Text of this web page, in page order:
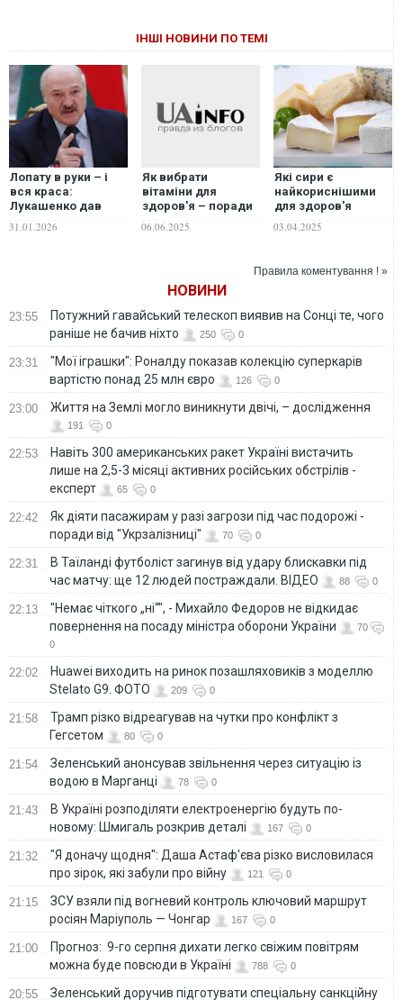
ІНШІ НОВИНИ ПО ТЕМІ
Лопату в руки – і
вся краса:
Лукашенко дав
пораду жінкам
31.01.2026
Як вибрати
вітаміни для
здоров'я – поради
щодо правильного
вибору
06.06.2025
Які сири є
найкориснішими
для здоров'я
людини: дієтологи
назвали п'ять видів
03.04.2025
Правила коментування ! »
НОВИНИ
23:55
Потужний гавайський телескоп виявив на Сонці те, чого
раніше не бачив ніхто
250 0
23:31
"Мої іграшки": Роналду показав колекцію суперкарів
вартістю понад 25 млн євро
126 0
23:00 Життя на Землі могло виникнути двічі, – дослідження
191 0
22:53
Навіть 300 американських ракет Україні вистачить
лише на 2,5-3 місяці активних російських обстрілів -
експерт
65 0
22:42
Як діяти пасажирам у разі загрози під час подорожі -
поради від "Укрзалізниці"
70 0
22:31
В Таїланді футболіст загинув від удару блискавки під
час матчу: ще 12 людей постраждали. ВІДЕО
88 0
22:13
"Немає чіткого „ні“", - Михайло Федоров не відкидає
повернення на посаду міністра оборони України
70
0
22:02
Huawei виходить на ринок позашляховиків з моделлю
Stelato G9. ФОТО
209 0
21:58
Трамп різко відреагував на чутки про конфлікт з
Гегсетом
80 0
21:54
Зеленський анонсував звільнення через ситуацію із
водою в Марганці
78 0
21:43
В Україні розподіляти електроенергію будуть по-
новому: Шмигаль розкрив деталі
167 0
21:32
"Я доначу щодня": Даша Астаф'єва різко висловилася
про зірок, які забули про війну
121 0
21:15
ЗСУ взяли під вогневий контроль ключовий маршрут
росіян Маріуполь — Чонгар
167 0
21:00
Прогноз: 9-го серпня дихати легко свіжим повітрям
можна буде повсюди в Україні
788 0
20:55 Зеленський доручив підготувати спеціальну санкційну